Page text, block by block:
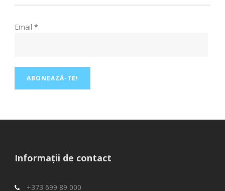
Email *
Informații de contact
+373 699 89 000